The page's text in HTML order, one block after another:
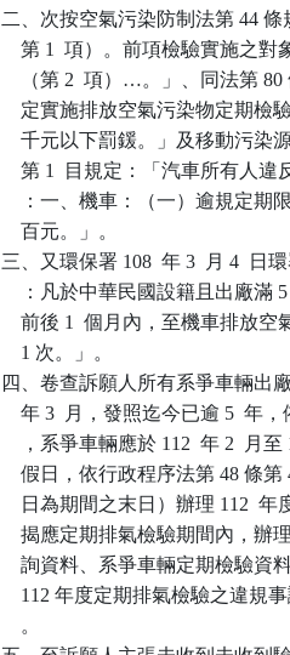
二、次按空氣污染防制法第 44
第 1  項）。前項檢驗實施之
（第 2  項）…。」、同法第 80
定實施排放空氣污染物定期檢
千元以下罰鍰。」及移動污染
第 1  目規定：「汽車所有人
：一、機車：（一）逾規定
    百元。」。
三、又環保署 108  年 3  月 4  日
：凡於中華民國設籍且出廠滿
前後 1  個月內，至機車排放
    1 次。」。
四、卷查訴願人所有系爭車輛出
年 3  月，發照迄今已逾 5  年
，系爭車輛應於 112  年 2  月
假日，依行政程序法第 48 條第
日為期間之末日）辦理 112
揭應定期排氣檢驗期間內，辦
詢資料、系爭車輛定期檢驗
112 年度定期排氣檢驗之違
    。